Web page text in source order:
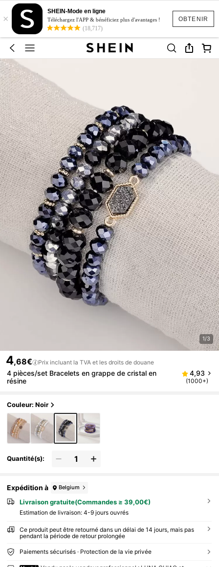
OBTENIR
×
SHEIN-Mode en ligne
Téléchargez l'APP & bénéficiez plus d'avantages !
(18,717)
1/3
4,68€ Prix incluant la TVA et les droits de douane
4 pièces/set Bracelets en grappe de cristal en
résine
4,93
(1000+)
Couleur: Noir
Quantité(s):
Expédition à Belgium
Livraison gratuite(Commandes ≥ 39,00€)
Estimation de livraison: 4-9 jours ouvrés
Ce produit peut être retourné dans un délai de 14 jours, mais pas
pendant la période de retour prolongée
Paiements sécurisés · Protection de la vie privée